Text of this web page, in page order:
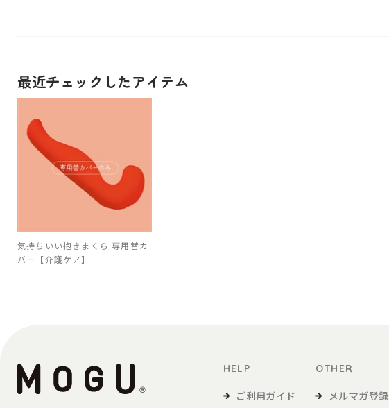
最近チェックしたアイテム
気持ちいい抱きまくら 専用替カ
バー【介護ケア】
HELP
ご利用ガイド
OTHER
メルマガ登録